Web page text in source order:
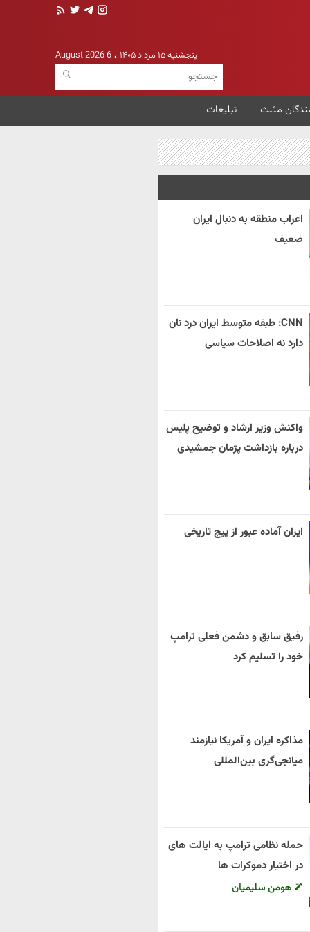
پنجشنبه ۱۵ مرداد ۱۴۰۵ 6 August 2026
مثلث تبلیغات
اعراب منطقه به دنبال ایران
ضعیف
CNN: طبقه متوسط ایران درد نان
دارد نه اصلاحات سیاسی
واکنش وزیر ارشاد و توضیح پلیس
درباره بازداشت پژمان جمشیدی
ایران آماده عبور از پیچ تاریخی
رفیق سابق و دشمن فعلی ترامپ
خود را تسلیم کرد
مذاکره ایران و آمریکا نیازمند
میانجی‌گری بین‌المللی
حمله نظامی ترامپ به ایالت های
در اختیار دموکرات ها
هومن سلیمیان